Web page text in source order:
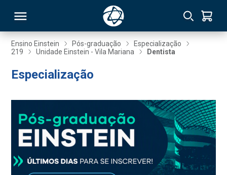
Ensino Einstein Pós-graduação
Especialização
219
Unidade Einstein - Vila Mariana Dentista
Especialização